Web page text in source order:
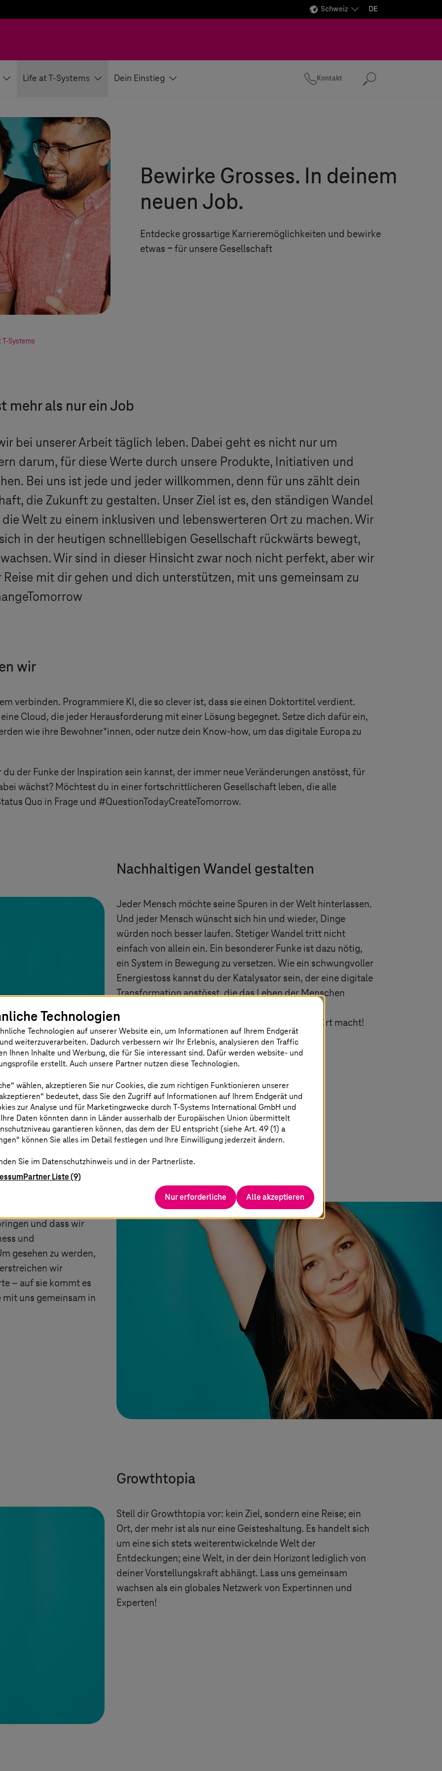
Schweiz DE
Life at T-Systems Dein Einstieg Kontakt Suchen
Bewirke Grosses. In deinem
neuen Job.
Entdecke grossartige Karrieremöglichkeiten und bewirke
etwas ­‒ für unsere Gesellschaft
T-Systems
mehr als nur ein Job
bei unserer Arbeit täglich leben. Dabei geht es nicht nur um
darum, für diese Werte durch unsere Produkte, Initiativen und
Bei uns ist jede und jeder willkommen, denn für uns zählt dein
die Zukunft zu gestalten. Unser Ziel ist es, den ständigen Wandel
Welt zu einem inklusiven und lebenswerteren Ort zu machen. Wir
in der heutigen schnelllebigen Gesellschaft rückwärts bewegt,
Wir sind in dieser Hinsicht zwar noch nicht perfekt, aber wir
mit dir gehen und dich unterstützen, mit uns gemeinsam zu
wir
verbinden. Programmiere KI, die so clever ist, dass sie einen Doktortitel verdient.
Cloud, die jeder Herausforderung mit einer Lösung begegnet. Setze dich dafür ein,
wie ihre Bewohner*innen, oder nutze dein Know-how, um das digitale Europa zu
der Funke der Inspiration sein kannst, der immer neue Veränderungen anstösst, für
wächst? Möchtest du in einer fortschrittlicheren Gesellschaft leben, die alle
Quo in Frage und #QuestionTodayCreateTomorrow.
Nachhaltigen Wandel gestalten
Jeder Mensch möchte seine Spuren in der Welt hinterlassen.
Und jeder Mensch wünscht sich hin und wieder, Dinge
würden noch besser laufen. Stetiger Wandel tritt nicht
einfach von allein ein. Ein besonderer Funke ist dazu nötig,
ein System in Bewegung zu versetzen. Wie ein schwungvoller
Energiestoss kannst du der Katalysator sein, der eine digitale
Transformation anstösst, die das Leben der Menschen
herbeizuführen, der die Welt zu einem besseren Ort macht!
dass wir unsere
und dass wir
und
gesehen zu werden,
wir
– auf sie kommt es
mit uns gemeinsam in
Growthtopia
Stell dir Growthtopia vor: kein Ziel, sondern eine Reise; ein
Ort, der mehr ist als nur eine Geisteshaltung. Es handelt sich
um eine sich stets weiterentwickelnde Welt der
Entdeckungen; eine Welt, in der dein Horizont lediglich von
deiner Vorstellungskraft abhängt. Lass uns gemeinsam
wachsen als ein globales Netzwerk von Expertinnen und
Experten!
Technologien
Technologien auf unserer Website ein, um Informationen auf Ihrem Endgerät
weiterzuverarbeiten. Dadurch verbessern wir Ihr Erlebnis, analysieren den Traffic
Ihnen Inhalte und Werbung, die für Sie interessant sind. Dafür werden website- und
erstellt. Auch unsere Partner nutzen diese Technologien.
wählen, akzeptieren Sie nur Cookies, die zum richtigen Funktionieren unserer
bedeutet, dass Sie den Zugriff auf Informationen auf Ihrem Endgerät und
zur Analyse und für Marketingzwecke durchT-Systems International GmbH und
Daten könnten dann in Länder ausserhalb der Europäischen Union übermittelt
garantieren können, das dem der EU entspricht (siehe Art. 49 (1) a
können Sie alles im Detail festlegen und Ihre Einwilligung jederzeit ändern.
Sie im Datenschutzhinweis und in der Partnerliste.
Partner Liste (9)
Nur erforderliche Alle akzeptieren